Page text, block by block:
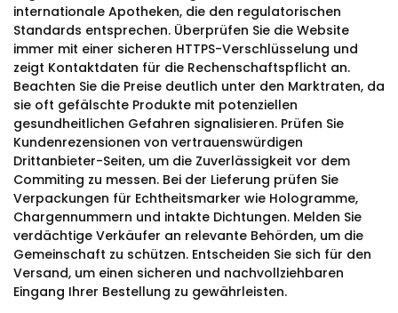
internationale Apotheken, die den regulatorischen
Standards entsprechen. Überprüfen Sie die Website
immer mit einer sicheren HTTPS-Verschlüsselung und
zeigt Kontaktdaten für die Rechenschaftspflicht an.
Beachten Sie die Preise deutlich unter den Marktraten, da
sie oft gefälschte Produkte mit potenziellen
gesundheitlichen Gefahren signalisieren. Prüfen Sie
Kundenrezensionen von vertrauenswürdigen
Drittanbieter-Seiten, um die Zuverlässigkeit vor dem
Commiting zu messen. Bei der Lieferung prüfen Sie
Verpackungen für Echtheitsmarker wie Hologramme,
Chargennummern und intakte Dichtungen. Melden Sie
verdächtige Verkäufer an relevante Behörden, um die
Gemeinschaft zu schützen. Entscheiden Sie sich für den
Versand, um einen sicheren und nachvollziehbaren
Eingang Ihrer Bestellung zu gewährleisten.